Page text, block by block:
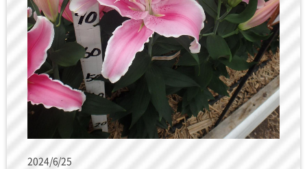
2024/6/25